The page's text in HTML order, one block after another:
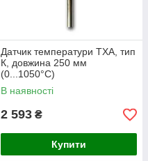
Датчик температури ТХА, тип
К, довжина 250 мм
(0...1050°C)
В наявності
2 593 ₴
Купити